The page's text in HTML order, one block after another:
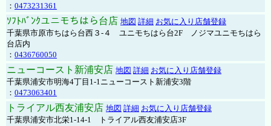
： 0473231361
ｿﾌﾄﾊﾞﾝｸユニモちはら台店 地図 詳細 お気に入り店舗登録
千葉県市原市ちはら台西３-４ ユニモちはら台2F ノジマユニモちはら
台店内
： 0436760050
ニューコースト新浦安店 地図 詳細 お気に入り店舗登録
千葉県浦安市明海4丁目1-1ニューコースト新浦安3階
： 0473063401
トライアル西友浦安店 地図 詳細 お気に入り店舗登録
千葉県浦安市北栄1-14-1 トライアル西友浦安店3F